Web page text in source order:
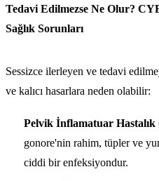
Tedavi Edilmezse Ne Olur?
Sağlık Sorunları
Sessizce ilerleyen ve tedavi
ve kalıcı hasarlara neden olabilir:
Pelvik İnflamatuar Hastalık
gonore'nin rahim, tüpler ve
ciddi bir enfeksiyondur.